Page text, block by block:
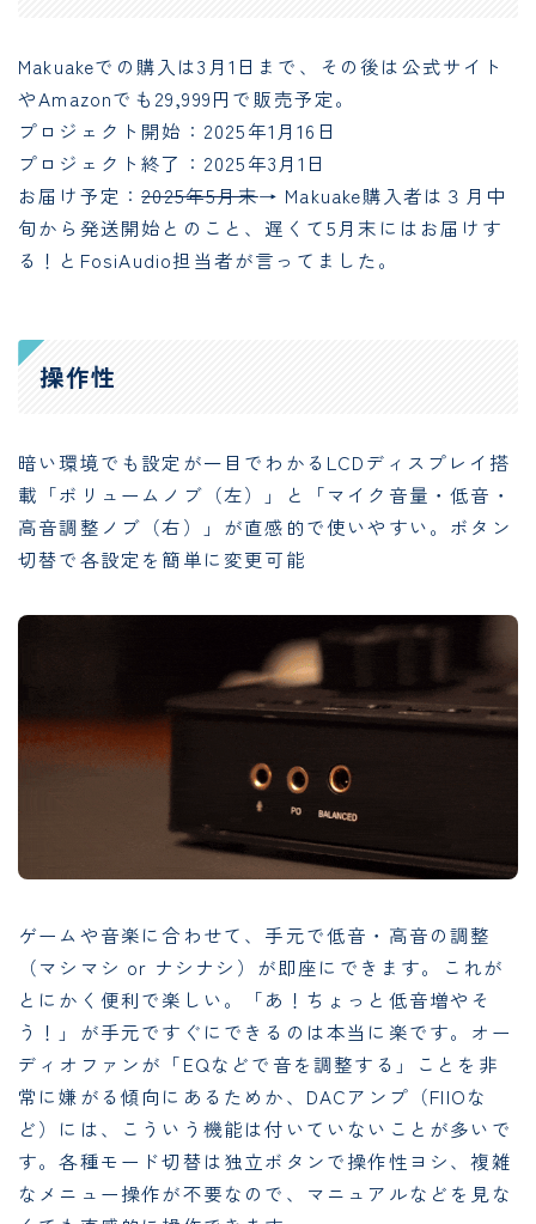
Makuakeでの購入は3月1日まで、その後は公式サイト
やAmazonでも29,999円で販売予定。
プロジェクト開始：2025年1月16日
プロジェクト終了：2025年3月1日
お届け予定：2025年5月末→ Makuake購入者は３月中
旬から発送開始とのこと、遅くて5月末にはお届けす
る！とFosiAudio担当者が言ってました。
操作性
暗い環境でも設定が一目でわかるLCDディスプレイ搭
載「ボリュームノブ（左）」と「マイク音量・低音・
高音調整ノブ（右）」が直感的で使いやすい。ボタン
切替で各設定を簡単に変更可能
ゲームや音楽に合わせて、手元で低音・高音の調整
（マシマシ or ナシナシ）が即座にできます。これが
とにかく便利で楽しい。「あ！ちょっと低音増やそ
う！」が手元ですぐにできるのは本当に楽です。オー
ディオファンが「EQなどで音を調整する」ことを非
常に嫌がる傾向にあるためか、DACアンプ（FIIOな
ど）には、こういう機能は付いていないことが多いで
す。各種モード切替は独立ボタンで操作性ヨシ、複雑
なメニュー操作が不要なので、マニュアルなどを見な